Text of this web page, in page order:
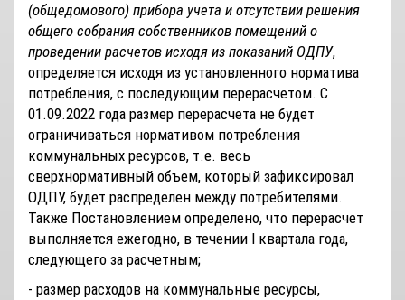
(общедомового) прибора учета и отсутствии решения
общего собрания собственников помещений о
проведении расчетов исходя из показаний ОДПУ,
определяется исходя из установленного норматива
потребления, с последующим перерасчетом. С
01.09.2022 года размер перерасчета не будет
ограничиваться нормативом потребления
коммунальных ресурсов, т.е. весь
сверхнормативный объем, который зафиксировал
ОДПУ, будет распределен между потребителями.
Также Постановлением определено, что перерасчет
выполняется ежегодно, в течении I квартала года,
следующего за расчетным;
- размер расходов на коммунальные ресурсы,